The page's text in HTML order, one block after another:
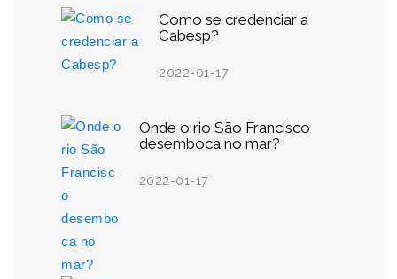
Como se credenciar a
Cabesp?
2022-01-17
Onde o rio São Francisco
desemboca no mar?
2022-01-17